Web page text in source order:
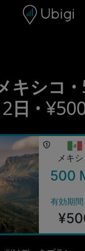
ビゲーションバー フ
キシコ
2日 •
メキシ
500
有効期間